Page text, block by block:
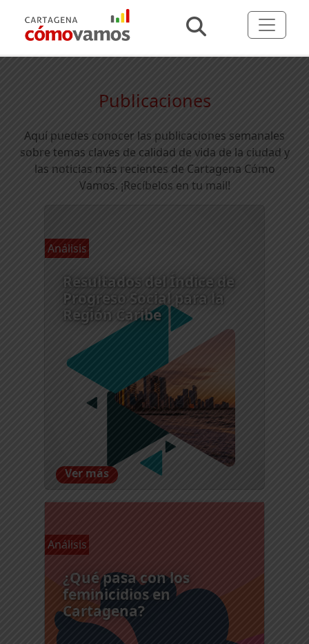
Publicaciones
Aquí puedes conocer las publicaciones semanales
sobre temas claves de calidad de vida de la ciudad y
las noticias más recientes de Cartagena Cómo
Vamos. ¡Recíbelos en tu mail!
Análisis
Resultados del Índice de
Progreso Social para la
Región Caribe
Ver más
Análisis
¿Qué pasa con los
feminicidios en
Cartagena?